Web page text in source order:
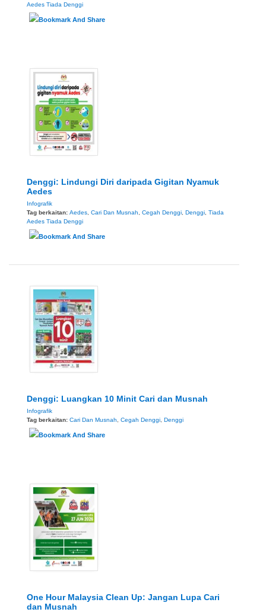
Aedes Tiada Denggi
Denggi: Lindungi Diri daripada Gigitan Nyamuk
Aedes
Infografik
Tag berkaitan: Aedes Cari Dan Musnah Cegah Denggi Denggi Tiada
Aedes Tiada Denggi
Denggi: Luangkan 10 Minit Cari dan Musnah
Infografik
Tag berkaitan: Cari Dan Musnah Cegah Denggi Denggi
One Hour Malaysia Clean Up: Jangan Lupa Cari
dan Musnah